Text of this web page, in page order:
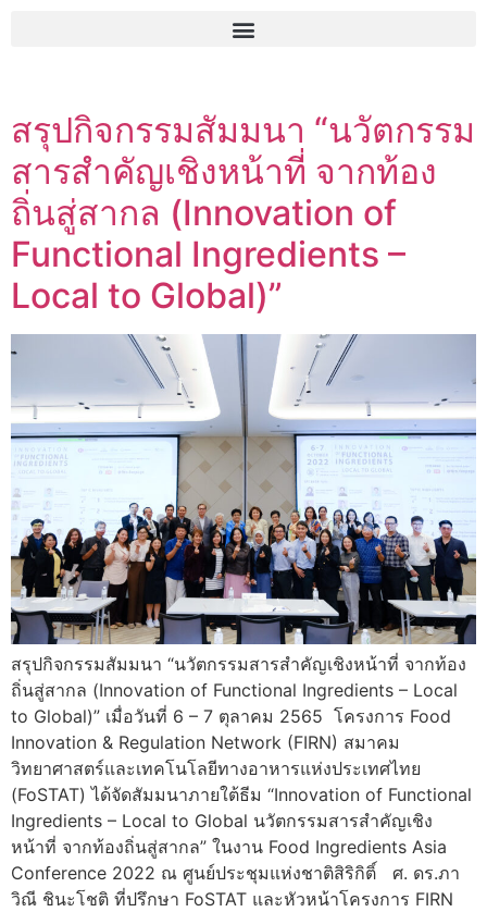
สรุปกิจกรรมสัมมนา “นวัตกรรม
สารสำคัญเชิงหน้าที่ จากท้อง
ถิ่นสู่สากล (Innovation of
Functional Ingredients –
Local to Global)”
สรุปกิจกรรมสัมมนา “นวัตกรรมสารสำคัญเชิงหน้าที่ จากท้อง
ถิ่นสู่สากล (Innovation of Functional Ingredients – Local
to Global)” เมื่อวันที่ 6 – 7 ตุลาคม 2565 โครงการ Food
Innovation & Regulation Network (FIRN) สมาคม
วิทยาศาสตร์และเทคโนโลยีทางอาหารแห่งประเทศไทย
(FoSTAT) ได้จัดสัมมนาภายใต้ธีม “Innovation of Functional
Ingredients – Local to Global นวัตกรรมสารสำคัญเชิง
หน้าที่ จากท้องถิ่นสู่สากล” ในงาน Food Ingredients Asia
Conference 2022 ณ ศูนย์ประชุมแห่งชาติสิริกิติ์ ศ. ดร.ภา
วิณี ชินะโชติ ที่ปรึกษา FoSTAT และหัวหน้าโครงการ FIRN